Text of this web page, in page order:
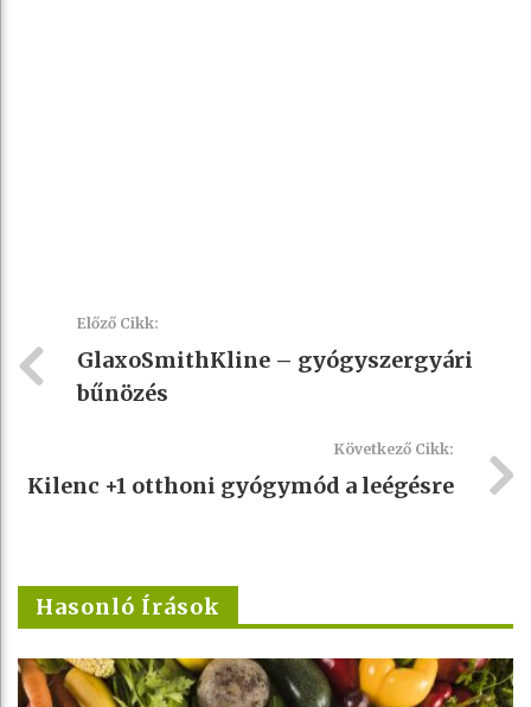
Előző Cikk:
GlaxoSmithKline – gyógyszergyári
bűnözés
Következő Cikk:
Kilenc +1 otthoni gyógymód a leégésre
Hasonló Írások